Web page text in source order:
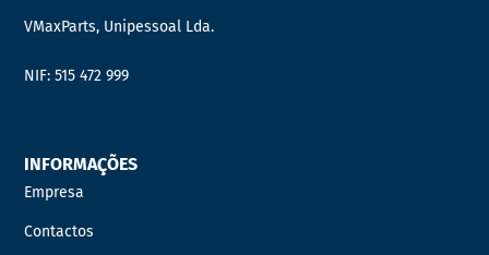
VMaxParts, Unipessoal Lda.
NIF: 515 472 999
INFORMAÇÕES
Empresa
Contactos